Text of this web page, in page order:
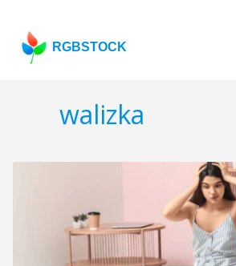
RGBSTOCK
walizka